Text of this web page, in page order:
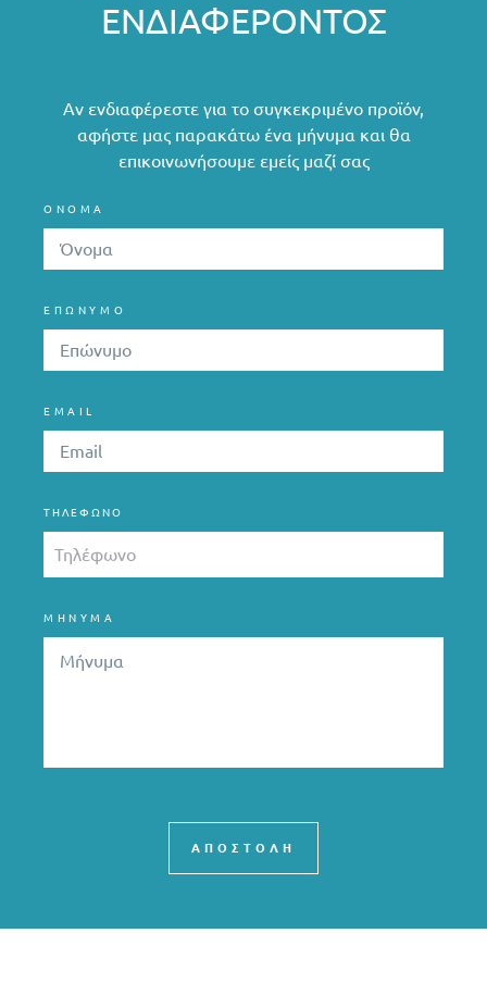
ΕΝΔΙΑΦΈΡΟΝΤΟΣ
Αν ενδιαφέρεστε για το συγκεκριμένο προϊόν,
αφήστε μας παρακάτω ένα μήνυμα και θα
επικοινωνήσουμε εμείς μαζί σας
ΟΝΟΜΑ
ΕΠΩΝΥΜΟ
EMAIL
ΤΗΛΈΦΩΝΟ
ΜΗΝΥΜΑ
ΑΠΟΣΤΟΛΗ